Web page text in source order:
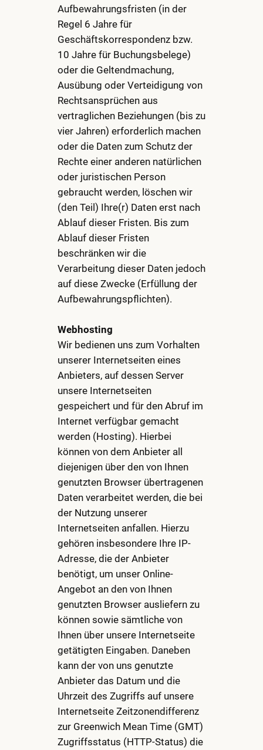
Aufbewahrungsfristen (in der
Regel 6 Jahre für
Geschäftskorrespondenz bzw.
10 Jahre für Buchungsbelege)
oder die Geltendmachung,
Ausübung oder Verteidigung von
Rechtsansprüchen aus
vertraglichen Beziehungen (bis zu
vier Jahren) erforderlich machen
oder die Daten zum Schutz der
Rechte einer anderen natürlichen
oder juristischen Person
gebraucht werden, löschen wir
(den Teil) Ihre(r) Daten erst nach
Ablauf dieser Fristen. Bis zum
Ablauf dieser Fristen
beschränken wir die
Verarbeitung dieser Daten jedoch
auf diese Zwecke (Erfüllung der
Aufbewahrungspflichten).
Webhosting
Wir bedienen uns zum Vorhalten
unserer Internetseiten eines
Anbieters, auf dessen Server
unsere Internetseiten
gespeichert und für den Abruf im
Internet verfügbar gemacht
werden (Hosting). Hierbei
können von dem Anbieter all
diejenigen über den von Ihnen
genutzten Browser übertragenen
Daten verarbeitet werden, die bei
der Nutzung unserer
Internetseiten anfallen. Hierzu
gehören insbesondere Ihre IP-
Adresse, die der Anbieter
benötigt, um unser Online-
Angebot an den von Ihnen
genutzten Browser ausliefern zu
können sowie sämtliche von
Ihnen über unsere Internetseite
getätigten Eingaben. Daneben
kann der von uns genutzte
Anbieter das Datum und die
Uhrzeit des Zugriffs auf unsere
Internetseite Zeitzonendifferenz
zur Greenwich Mean Time (GMT)
Zugriffsstatus (HTTP-Status) die